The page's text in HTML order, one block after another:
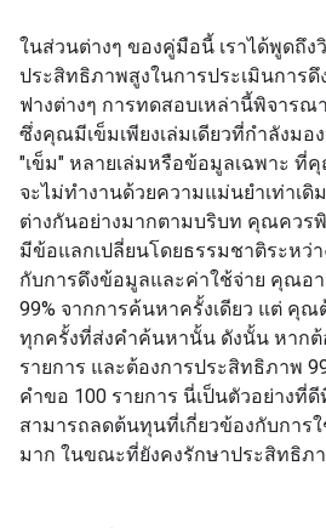
ในส่วนต่างๆ ของคู่มือนี้ เราได้พูดถึง
ประสิทธิภาพสูงในการประเมินการ
ฟางต่างๆ การทดสอบเหล่านี้พิจาร
ซึ่งคุณมีเข็มเพียงเล่มเดียวที่กำลังม
"เข็ม" หลายเล่มหรือข้อมูลเฉพาะ ที่
จะไม่ทำงานด้วยความแม่นยำเท่าเ
ต่างกันอย่างมากตามบริบท คุณควรพิ
มีข้อแลกเปลี่ยนโดยธรรมชาติระหว่
กับการดึงข้อมูลและค่าใช้จ่าย คุณอ
99% จากการค้นหาครั้งเดียว แต่ คุ
ทุกครั้งที่ส่งคำค้นหานั้น ดังนั้น หากต้
รายการ และต้องการประสิทธิภาพ
คำขอ 100 รายการ นี่เป็นตัวอย่างที่
สามารถลดต้นทุนที่เกี่ยวข้องกับการใ
มาก ในขณะที่ยังคงรักษาประสิทธิภ